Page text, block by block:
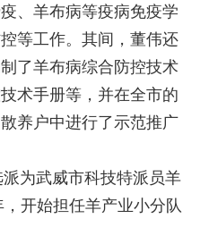
、羊布病等疫病免疫学
等工作。其间，董伟还
了羊布病综合防控技术
术手册等，并在全市的
养户中进行了示范推广
为武威市科技特派员羊
开始担任羊产业小分队